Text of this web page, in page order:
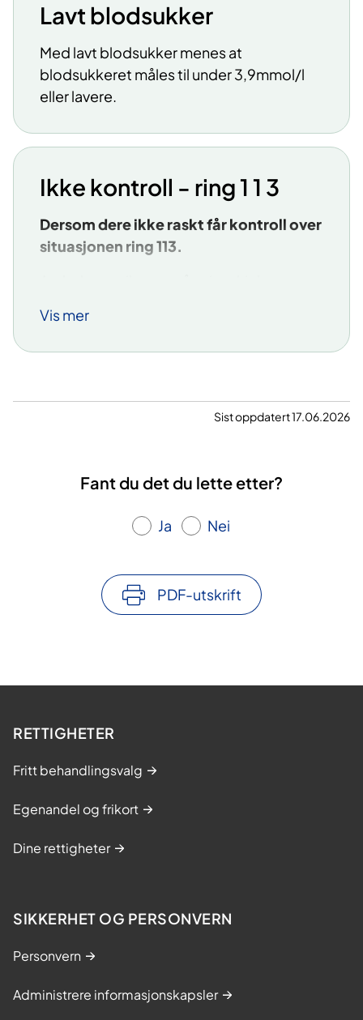
Lavt blodsukker
Med lavt blodsukker menes at
blodsukkeret måles til under 3,9mmol/l
eller lavere.
Ikke kontroll - ring 1 1 3
Dersom dere ikke raskt får kontroll over
situasjonen ring 113.
situasjonen. Ambulansepersonell vil
sykehuset for overvåkning og videre
Vis mer
Sist oppdatert 17.06.2026
Fant du det du lette etter?
Ja Nei
PDF-utskrift
RETTIGHETER
Fritt behandlingsvalg
Egenandel og frikort
Dine rettigheter
SIKKERHET OG PERSONVERN
Personvern
Administrere informasjonskapsler